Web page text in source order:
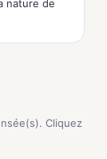
nature de
Cliquez